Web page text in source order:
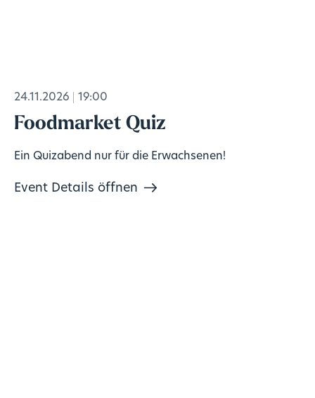
24.11.2026 19:00
Foodmarket Quiz
Ein Quizabend nur für die Erwachsenen!
Event Details öffnen